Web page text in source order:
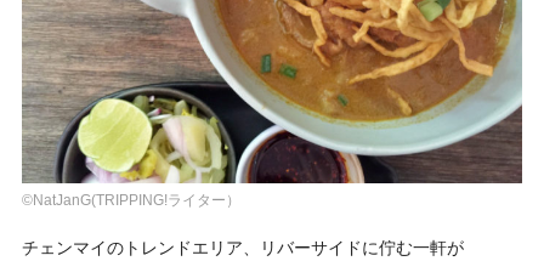
©NatJanG(TRIPPING!ライター）
チェンマイのトレンドエリア、リバーサイドに佇む一軒が